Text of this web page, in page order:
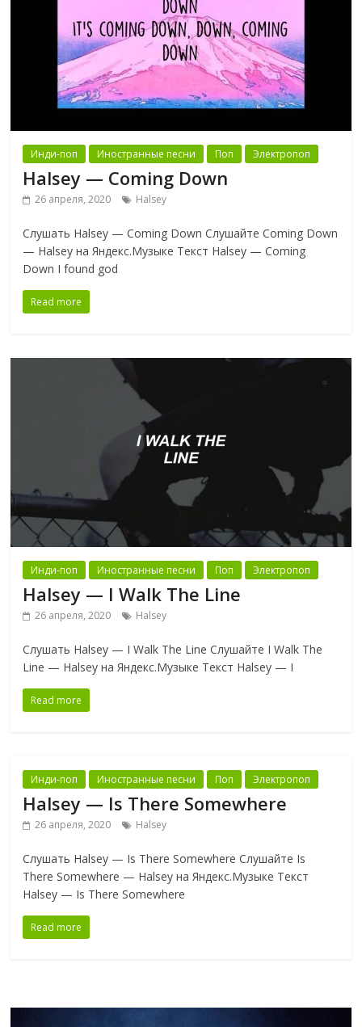
Инди-поп Иностранные песни Поп Электропоп
Halsey — Coming Down
26 апреля, 2020 Halsey
Слушать Halsey — Coming Down Слушайте Coming Down
— Halsey на Яндекс.Музыке Текст Halsey — Coming
Down I found god
Read more
Инди-поп Иностранные песни Поп Электропоп
Halsey — I Walk The Line
26 апреля, 2020 Halsey
Слушать Halsey — I Walk The Line Слушайте I Walk The
Line — Halsey на Яндекс.Музыке Текст Halsey — I
Read more
Инди-поп Иностранные песни Поп Электропоп
Halsey — Is There Somewhere
26 апреля, 2020 Halsey
Слушать Halsey — Is There Somewhere Слушайте Is
There Somewhere — Halsey на Яндекс.Музыке Текст
Halsey — Is There Somewhere
Read more